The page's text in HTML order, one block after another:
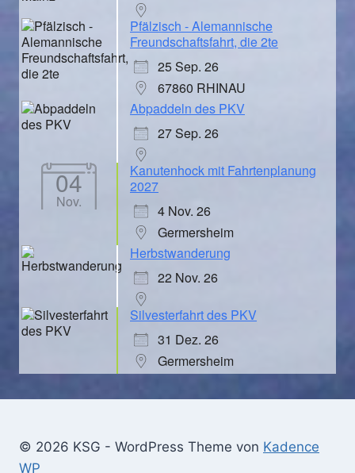
Pfälzisch - Alemannische
Freundschaftsfahrt, die 2te
25 Sep. 26
67860 RHINAU
Abpaddeln des PKV
27 Sep. 26
04
Nov.
Kanutenhock mit Fahrtenplanung
2027
4 Nov. 26
Germersheim
Herbstwanderung
22 Nov. 26
Silvesterfahrt des PKV
31 Dez. 26
Germersheim
© 2026 KSG - WordPress Theme von Kadence
WP